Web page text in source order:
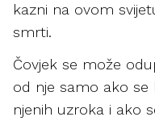
kazni na ovom
smrti.
Čovjek se može
od nje samo ako se
njenih uzroka i ako